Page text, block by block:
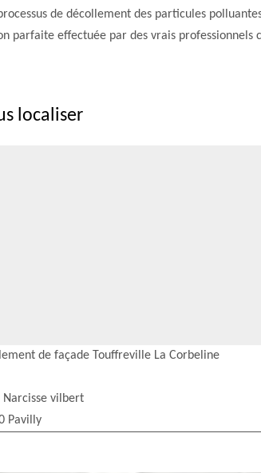
de décollement des particules
parfaite effectuée par des vrais professionnels
localiser
de façade Touffreville La Corbeline
Narcisse vilbert
Pavilly